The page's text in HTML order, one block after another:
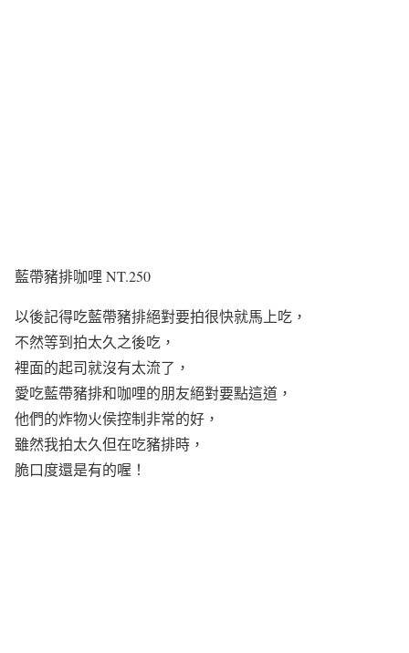
藍帶豬排咖哩 NT.250
以後記得吃藍帶豬排絕對要拍很快就馬上吃，
不然等到拍太久之後吃，
裡面的起司就沒有太流了，
愛吃藍帶豬排和咖哩的朋友絕對要點這道，
他們的炸物火侯控制非常的好，
雖然我拍太久但在吃豬排時，
脆口度還是有的喔！